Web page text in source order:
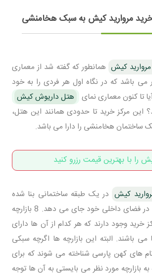
مروارید کیش به سبک هخامنشی
کیش همانطور که گفته شد از معماری
می باشد که در نگاه اول هر فردی را به خود
تا کنون معماری نمای
هتل داریوش کیش
این مرکز خرید تا حدودی همانند این هتل،
ساختمان هخامنشی را دارا می باشد.
را با بهترین قیمت رزرو کنید
کیش در یک طبقه ساختمانی بنا شده
است که 8 راه رو را در فضای داخلی خود جای می دهد. 8 بازارچه
خرید وجود دارند که هر کدام از آن ها دارای
باشند. البته این بازارچه ها اگرچه سبکی
های کهن پارسی شناخته می شوند که برای
بازارچه مورد نظر می بایستی به آن ها توجه